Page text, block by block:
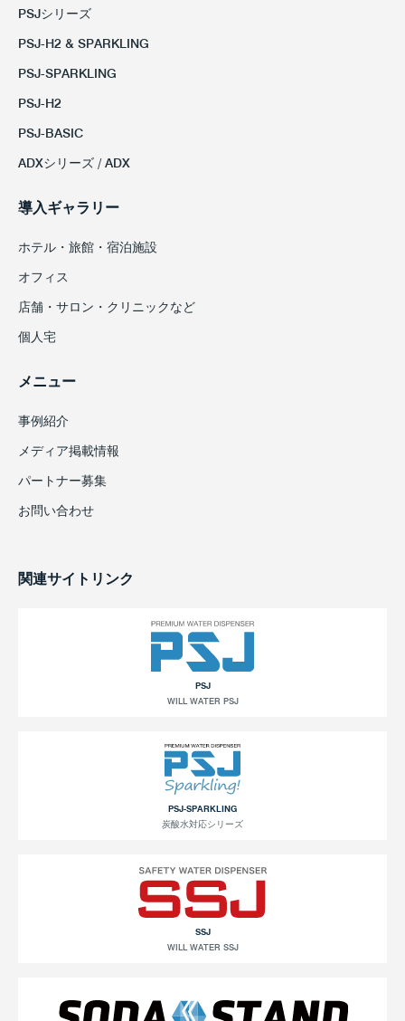
PSJシリーズ
PSJ-H2 & SPARKLING
PSJ-SPARKLING
PSJ-H2
PSJ-BASIC
ADXシリーズ / ADX
導入ギャラリー
ホテル・旅館・宿泊施設
オフィス
店舗・サロン・クリニックなど
個人宅
メニュー
事例紹介
メディア掲載情報
パートナー募集
お問い合わせ
関連サイトリンク
PSJ
WILL WATER PSJ
PSJ-SPARKLING
炭酸水対応シリーズ
SSJ
WILL WATER SSJ